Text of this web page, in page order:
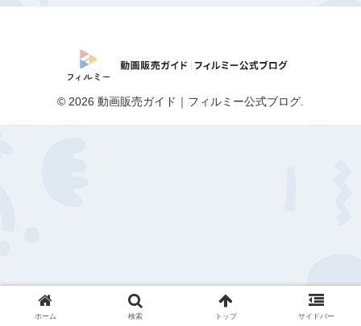
© 2026 動画販売ガイド｜フィルミー公式ブログ.
ホーム 検索 トップ サイドバー